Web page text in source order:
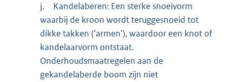
j.
Kandelaberen: Een sterke snoeivorm
waarbij de kroon wordt teruggesnoeid tot
dikke takken (‘armen’), waardoor een knot of
kandelaarvorm ontstaat.
Onderhoudsmaatregelen aan de
gekandelaberde boom zijn niet